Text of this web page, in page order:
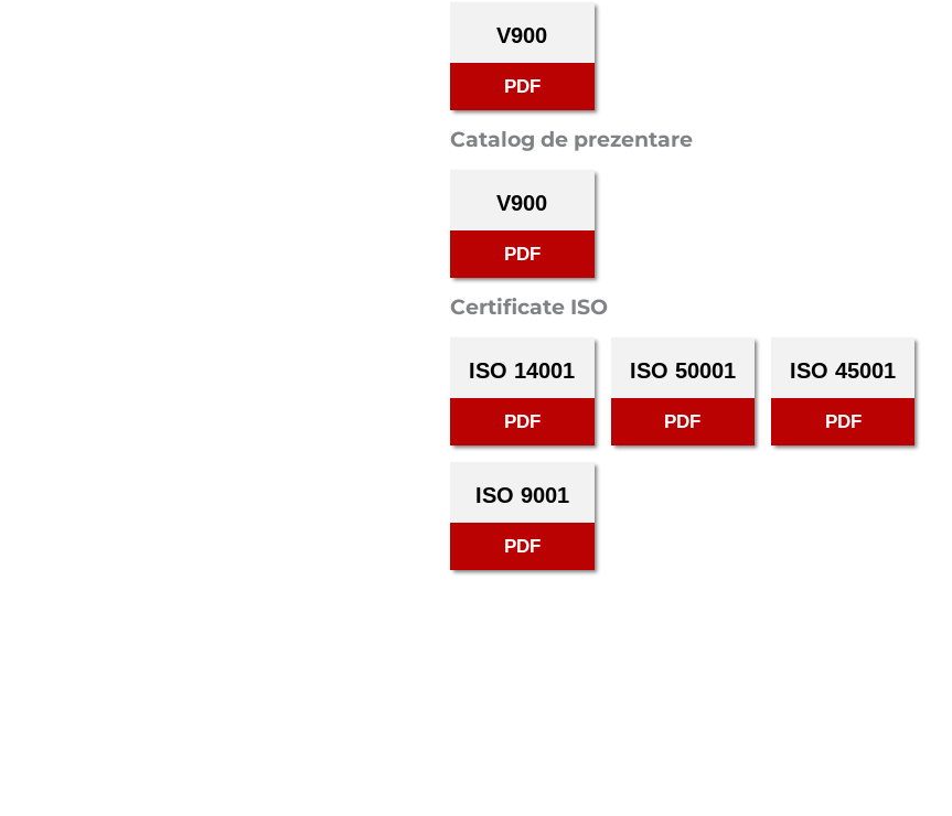
V900
PDF
Catalog de prezentare
V900
PDF
Certificate ISO
ISO 14001
PDF
ISO 50001
PDF
ISO 45001
PDF
ISO 9001
PDF